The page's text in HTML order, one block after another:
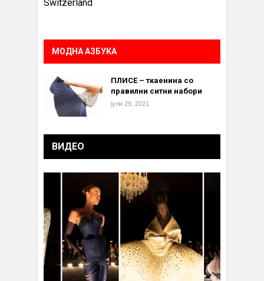
Switzerland
МОДНА АЗБУКА
ПЛИСЕ – ткаенина со
правилни ситни набори
јули 29, 2021
ВИДЕО